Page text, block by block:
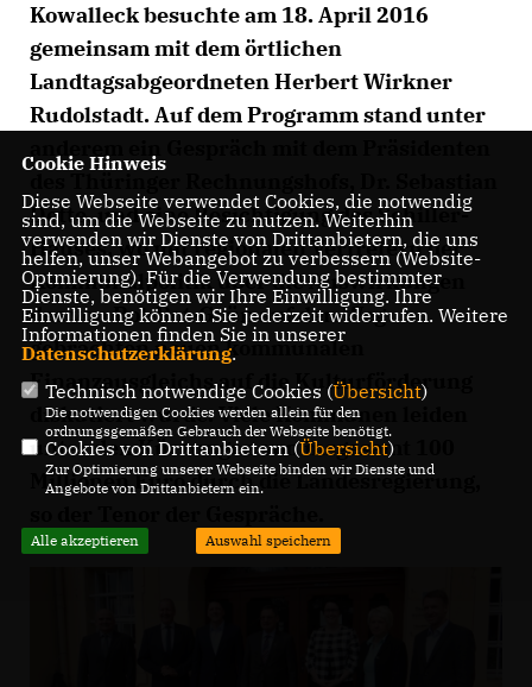
Kowalleck besuchte am 18. April 2016
gemeinsam mit dem örtlichen
Landtagsabgeordneten Herbert Wirkner
Rudolstadt. Auf dem Programm stand unter
Dette, und eine Besichtigung des Schiller-
Hauses, wo mit regionalen Vertretern der
Kommunalpolitik über die Auswirkungen
des von Rot-Rot-Grün auf den Weg
gebrachten neuen kommunalen
Finanzausgleichs auf die Kulturförderung
diskutiert wurde. Viele Kommunen leiden
unter den Kürzungen von insgesamt 100
Millionen Euro durch die Landesregierung,
Cookie Hinweis
Diese Webseite verwendet Cookies, die notwendig
sind, um die Webseite zu nutzen. Weiterhin
verwenden wir Dienste von Drittanbietern, die uns
helfen, unser Webangebot zu verbessern (Website-
Optmierung). Für die Verwendung bestimmter
Dienste, benötigen wir Ihre Einwilligung. Ihre
Einwilligung können Sie jederzeit widerrufen. Weitere
Informationen finden Sie in unserer
Datenschutzerklärung.
Technisch notwendige Cookies (Übersicht)
Die notwendigen Cookies werden allein für den
ordnungsgemäßen Gebrauch der Webseite benötigt.
Cookies von Drittanbietern (Übersicht)
Zur Optimierung unserer Webseite binden wir Dienste und
Angebote von Drittanbietern ein.
Alle akzeptieren Auswahl speichern